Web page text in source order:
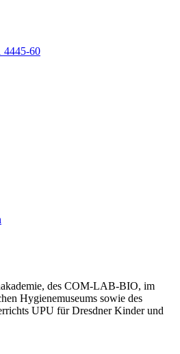
4445-60
des COM-LAB-BIO, im
Hygienemuseums sowie des
UPU für Dresdner Kinder und